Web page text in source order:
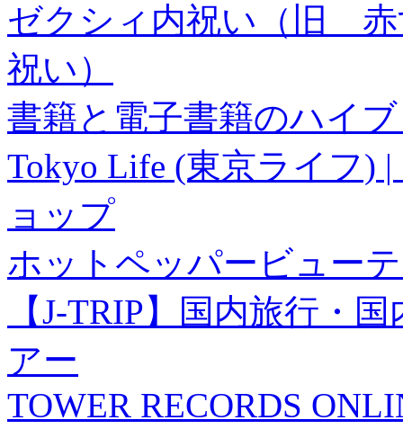
ゼクシィ内祝い（旧 赤
祝い）
書籍と電子書籍のハイ
Tokyo Life (東京ライフ)
ョップ
ホットペッパービュー
【J-TRIP】国内旅行・
アー
TOWER RECORDS